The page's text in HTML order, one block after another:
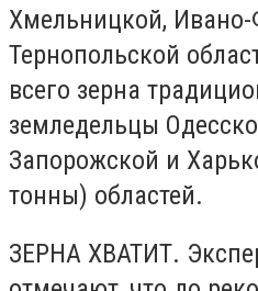
Хмельницкой,
Тернопольской
всего зерна
земледельцы
Запорожской и
тонны) областей.
ЗЕРНА ХВАТИТ.